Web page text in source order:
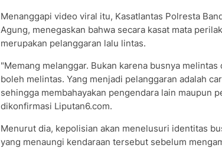
Menanggapi video viral itu, Kasatlantas Polresta
Agung, menegaskan bahwa secara kasat mata
merupakan pelanggaran lalu lintas.
"Memang melanggar. Bukan karena busnya
boleh melintas. Yang menjadi pelanggaran adalah
sehingga membahayakan pengendara lain maupun
dikonfirmasi Liputan6.com.
Menurut dia, kepolisian akan menelusuri identitas
yang menaungi kendaraan tersebut sebelum